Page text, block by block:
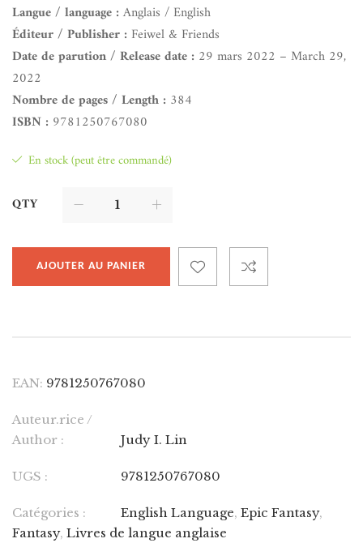
Langue / language :Anglais / English
Éditeur / Publisher : Feiwel & Friends
Date de parution / Release date : 29 mars 2022 – March 29,
2022
Nombre de pages / Length : 384
ISBN : 9781250767080
En stock (peut être commandé)
QTY
AJOUTER AU PANIER
EAN: 9781250767080
Auteur.rice /
Author :
Judy I. Lin
UGS : 9781250767080
Catégories : English Language, Epic Fantasy,
Fantasy, Livres de langue anglaise